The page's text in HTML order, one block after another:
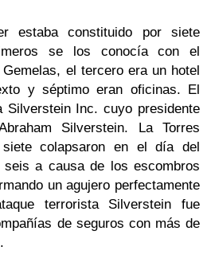
estaba constituido por siete
se los conocía con el
el tercero era un hotel
y séptimo eran oficinas. El
Silverstein Inc. cuyo presidente
Silverstein. La Torres
colapsaron en el día del
a causa de los escombros
un agujero perfectamente
terrorista Silverstein fue
de seguros con más de